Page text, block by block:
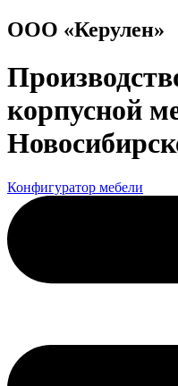
ООО «Керулен»
корпусной
Конфигуратор мебели